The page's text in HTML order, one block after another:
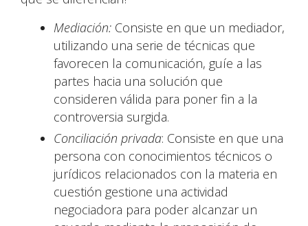
Mediación: Consiste en que un mediador,
utilizando una serie de técnicas que
favorecen la comunicación, guíe a las
partes hacia una solución que
consideren válida para poner fin a la
controversia surgida.
Conciliación privada: Consiste en que una
persona con conocimientos técnicos o
jurídicos relacionados con la materia en
cuestión gestione una actividad
negociadora para poder alcanzar un